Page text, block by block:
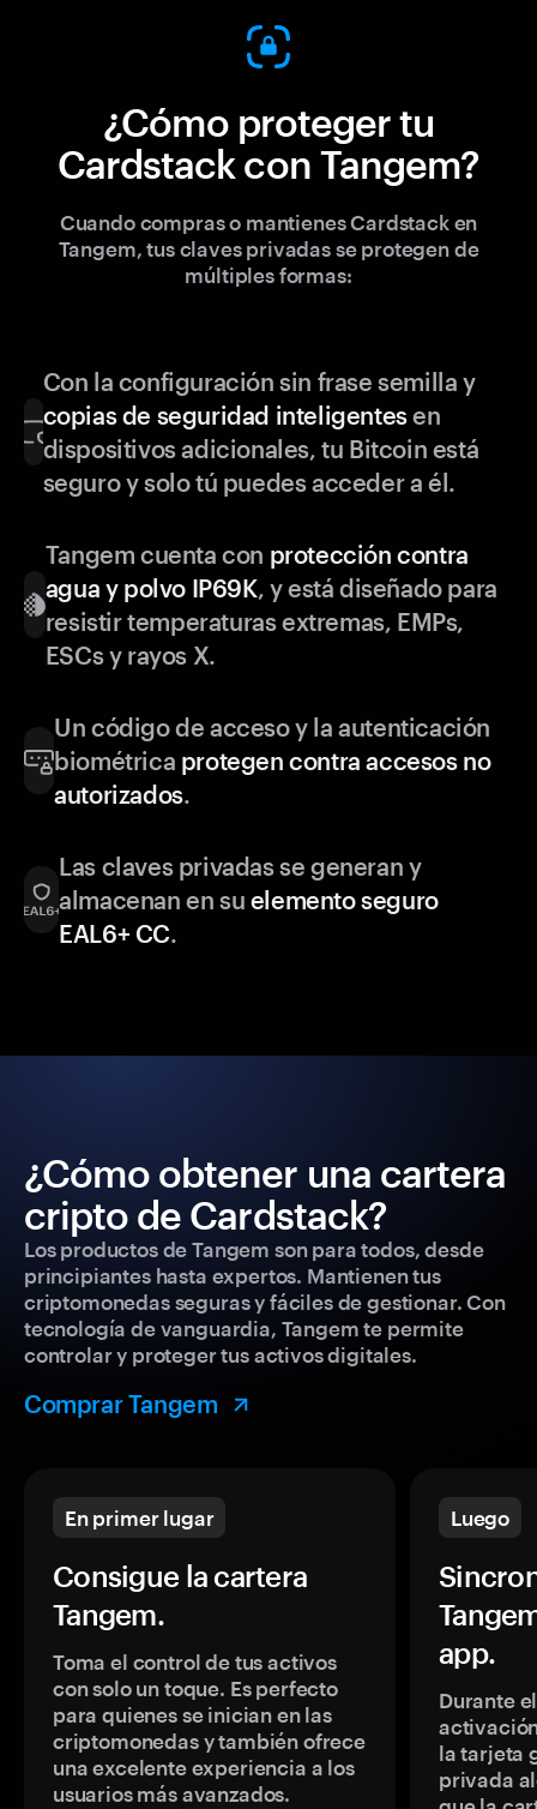
¿Cómo proteger tu
Cardstack con Tangem?
Cuando compras o mantienes Cardstack en
Tangem, tus claves privadas se protegen de
múltiples formas:
Con la configuración sin frase semilla y
copias de seguridad inteligentesen
dispositivos adicionales, tu Bitcoin está
seguro y solo tú puedes acceder a él.
Tangem cuenta con protección contra
agua y polvo IP69K, y está diseñado para
resistir temperaturas extremas, EMPs,
ESCs y rayos X.
Un código de acceso y la autenticación
biométrica protegen contra accesos no
autorizados.
Las claves privadas se generan y
almacenan en su elemento seguro
EAL6+ CC.
¿Cómo obtener una cartera
cripto de Cardstack?
Los productos de Tangem son para todos, desde
principiantes hasta expertos. Mantienen tus
criptomonedas seguras y fáciles de gestionar. Con
tecnología de vanguardia, Tangem te permite
controlar y proteger tus activos digitales.
Comprar Tangem
En primer lugar
Consigue la cartera
Tangem.
Toma el control de tus activos
con solo un toque. Es perfecto
para quienes se inician en las
criptomonedas y también ofrece
una excelente experiencia a los
usuarios más avanzados.
Luego
app.
Durante
la tarjeta
privada